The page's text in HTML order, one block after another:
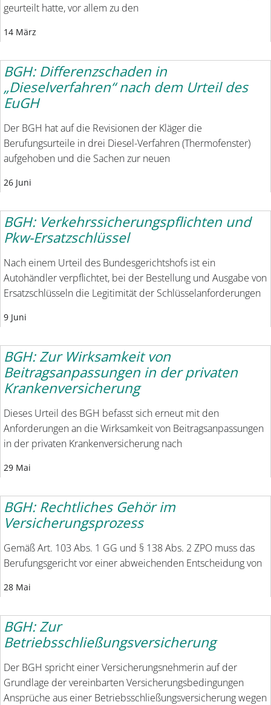
geurteilt hatte, vor allem zu den
14 März
BGH: Differenzschaden in
„Dieselverfahren“ nach dem Urteil des
EuGH
Der BGH hat auf die Revisionen der Kläger die
Berufungsurteile in drei Diesel-Verfahren (Thermofenster)
aufgehoben und die Sachen zur neuen
26 Juni
BGH: Verkehrssicherungspflichten und
Pkw-Ersatzschlüssel
Nach einem Urteil des Bundesgerichtshofs ist ein
Autohändler verpflichtet, bei der Bestellung und Ausgabe von
Ersatzschlüsseln die Legitimität der Schlüsselanforderungen
9 Juni
BGH: Zur Wirksamkeit von
Beitragsanpassungen in der privaten
Krankenversicherung
Dieses Urteil des BGH befasst sich erneut mit den
Anforderungen an die Wirksamkeit von Beitragsanpassungen
in der privaten Krankenversicherung nach
29 Mai
BGH: Rechtliches Gehör im
Versicherungsprozess
Gemäß Art. 103 Abs. 1 GG und § 138 Abs. 2 ZPO muss das
Berufungsgericht vor einer abweichenden Entscheidung von
28 Mai
BGH: Zur
Betriebsschließungsversicherung
Der BGH spricht einer Versicherungsnehmerin auf der
Grundlage der vereinbarten Versicherungsbedingungen
Ansprüche aus einer Betriebsschließungsversicherung wegen